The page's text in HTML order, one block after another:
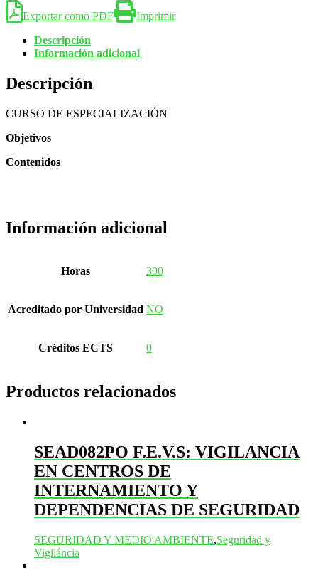
Exportar como PDF
Imprimir
Descripción
Información adicional
Descripción
CURSO DE ESPECIALIZACIÓN
Objetivos
Contenidos
Información adicional
Horas 300
Acreditado por Universidad NO
Créditos ECTS 0
Productos relacionados
SEAD082PO F.E.V.S: VIGILANCIA
EN CENTROS DE
INTERNAMIENTO Y
DEPENDENCIAS DE SEGURIDAD
SEGURIDAD Y MEDIO AMBIENTE,Seguridad y
Vigiláncia